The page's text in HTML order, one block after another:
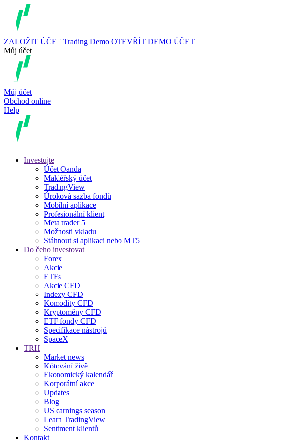
ZALOŽIT ÚČET Trading Demo OTEVŘÍT DEMO ÚČET
Můj účet
Můj účet
Obchod online
Help
Investujte
Účet Oanda
Makléřský účet
TradingView
Úroková sazba fondů
Mobilní aplikace
Profesionální klient
Meta trader 5
Možnosti vkladu
Stáhnout si aplikaci nebo MT5
Do čeho investovat
Forex
Akcie
ETFs
Akcie CFD
Indexy CFD
Komodity CFD
Kryptoměny CFD
ETF fondy CFD
Specifikace nástrojů
SpaceX
TRH
Market news
Kótování živě
Ekonomický kalendář
Korporátní akce
Updates
Blog
US earnings season
Learn TradingView
Sentiment klientů
Kontakt